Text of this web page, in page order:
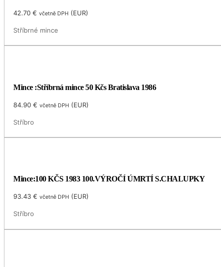
42.70€ včetně DPH (EUR)
Stříbrné mince
Mince :Stříbrná mince 50 Kčs Bratislava 1986
84.90€ včetně DPH (EUR)
Stříbro
Mince:100 KČS 1983 100.VÝROČÍ ÚMRTÍ S.CHALUPKY
93.43€ včetně DPH (EUR)
Stříbro